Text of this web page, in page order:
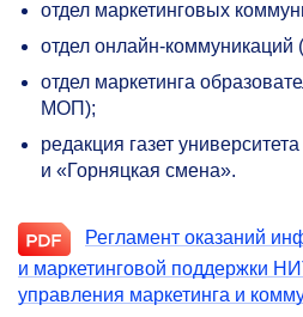
отдел маркетинговых
отдел онлайн-коммуникаций
отдел маркетинга
МОП);
редакция газет
и «Горняцкая смена».
Регламент оказаний
и маркетинговой поддержки
управления маркетинга и